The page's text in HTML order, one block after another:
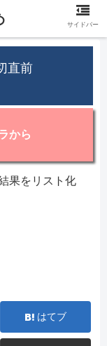
直前
から
果をリスト化
はてブ
サイドバー